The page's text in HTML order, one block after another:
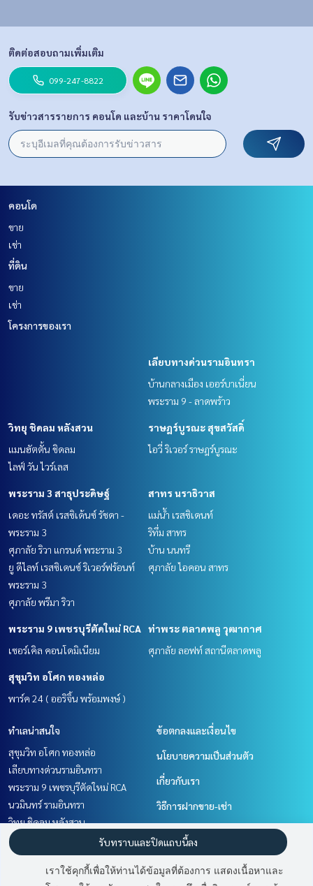
ติดต่อสอบถามเพิ่มเติม
099-247-8822
รับข่าวสารรายการ คอนโด และบ้าน ราคาโดนใจ
คอนโด
ขาย
เช่า
ที่ดิน
ขาย
เช่า
โครงการของเรา
เลียบทางด่วนรามอินทรา
บ้านกลางเมือง เออร์บาเนี่ยน
พระราม 9 - ลาดพร้าว
วิทยุ ชิดลม หลังสวน
แมนฮัตตั้น ชิดลม
ไลฟ์ วัน ไวร์เลส
ราษฎร์บูรณะ สุขสวัสดิ์
ไอวี่ ริเวอร์ ราษฎร์บูรณะ
พระราม 3 สาธุประดิษฐ์
เดอะ ทรัสต์ เรสซิเด้นซ์ รัชดา -
พระราม 3
ศุภาลัย ริวา แกรนด์ พระราม 3
ยู ดีไลท์ เรสซิเดนซ์ ริเวอร์ฟร้อนท์
พระราม 3
ศุภาลัย พรีมา ริวา
สาทร นราธิวาส
แม่น้ำ เรสซิเดนท์
ริทึ่ม สาทร
บ้าน นนทรี
ศุภาลัย ไอคอน สาทร
พระราม 9 เพชรบุรีตัดใหม่ RCA
เซอร์เคิล คอนโดมิเนียม
ท่าพระ ตลาดพลู วุฒากาศ
ศุภาลัย ลอฟท์ สถานีตลาดพลู
สุขุมวิท อโศก ทองหล่อ
พาร์ค 24 ( ออริจิ้น พร้อมพงษ์ )
ทำเลน่าสนใจ
สุขุมวิท อโศก ทองหล่อ
เลียบทางด่วนรามอินทรา
พระราม 9 เพชรบุรีตัดใหม่ RCA
นวมินทร์ รามอินทรา
วิทยุ ชิดลม หลังสวน
สาทร นราธิวาส
พระราม 3 สาธุประดิษฐ์
ท่าพระ ตลาดพลู วุฒากาศ
ข้อตกลงและเงื่อนไข
นโยบายความเป็นส่วนตัว
เกี่ยวกับเรา
วิธีการฝากขาย-เช่า
ติดต่อ
เราใช้คุกกี้เพื่อให้ท่านได้ข้อมูลที่ต้องการ แสดงเนื้อหาและ
รับทราบและปิดแถบนี้ลง